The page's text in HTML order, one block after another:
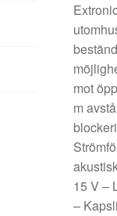
mot
m
15 V –
–